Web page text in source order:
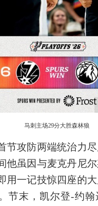
马刺主场29分大胜森林狼
节攻防两端统治力
他虽因与麦克丹尼
用一记技惊四座的
节末，凯尔登-约翰